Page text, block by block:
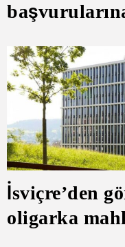
İsviçre’den
oligarka